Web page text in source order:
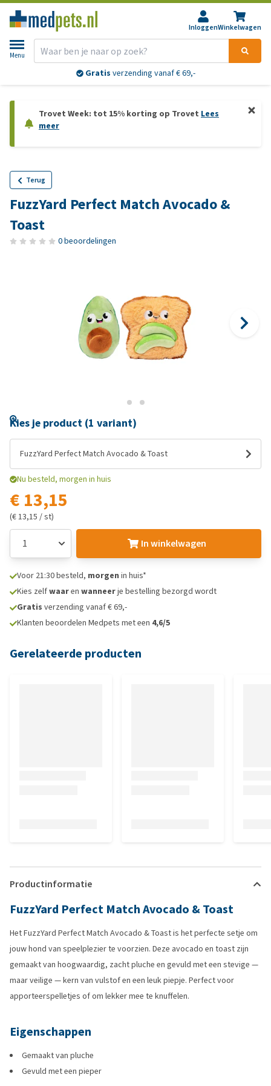
InloggenWinkelwagen
Menu
Gratis verzending vanaf € 69,-
Trovet Week: tot 15% korting op Trovet Lees
meer
Terug
FuzzYard Perfect Match Avocado &
Toast
0 beoordelingen
Kies je product (1 variant)
FuzzYard Perfect Match Avocado & Toast
Nu besteld, morgen in huis
€ 13,15
(€ 13,15 / st)
In winkelwagen
Voor 21:30 besteld, morgen in huis*
Kies zelfwaaren wanneerje bestelling bezorgd wordt
Gratis verzending vanaf € 69,-
Klanten beoordelen Medpets met een 4,6/5
Gerelateerde producten
Productinformatie
FuzzYard Perfect Match Avocado & Toast
Het FuzzYard Perfect Match Avocado & Toast is het perfecte setje om
jouw hond van speelplezier te voorzien. Deze avocado en toast zijn
gemaakt van hoogwaardig, zacht pluche en gevuld met een stevige —
maar veilige — kern van vulstof en een leuk piepje. Perfect voor
apporteerspelletjes of om lekker mee te knuffelen.
Eigenschappen
Gemaakt van pluche
Gevuld met een pieper